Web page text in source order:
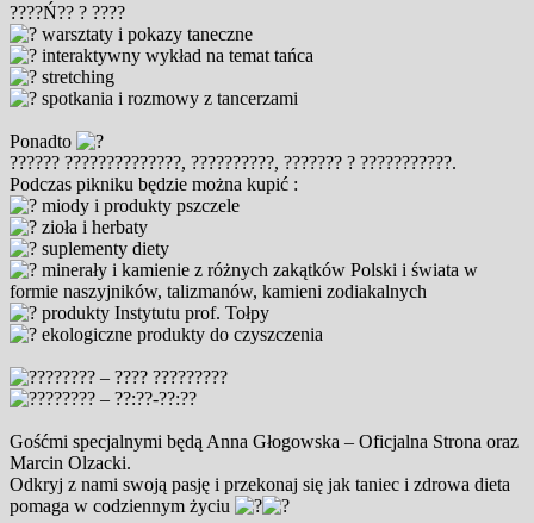
????Ń?? ? ????
warsztaty i pokazy taneczne
interaktywny wykład na temat tańca
stretching
spotkania i rozmowy z tancerzami
Ponadto
?????? ??????????????, ??????????, ??????? ? ???????????.
Podczas pikniku będzie można kupić :
miody i produkty pszczele
zioła i herbaty
suplementy diety
minerały i kamienie z różnych zakątków Polski i świata w
formie naszyjników, talizmanów, kamieni zodiakalnych
produkty Instytutu prof. Tołpy
ekologiczne produkty do czyszczenia
??????? – ???? ?????????
??????? – ??:??-??:??
Gośćmi specjalnymi będą Anna Głogowska – Oficjalna Strona oraz
Marcin Olzacki.
Odkryj z nami swoją pasję i przekonaj się jak taniec i zdrowa dieta
pomaga w codziennym życiu